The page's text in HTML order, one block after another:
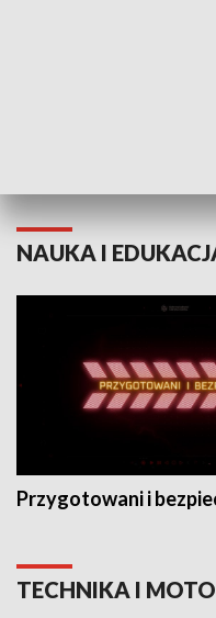
NAUKA I
Przygotowani i
TECHNIKA I